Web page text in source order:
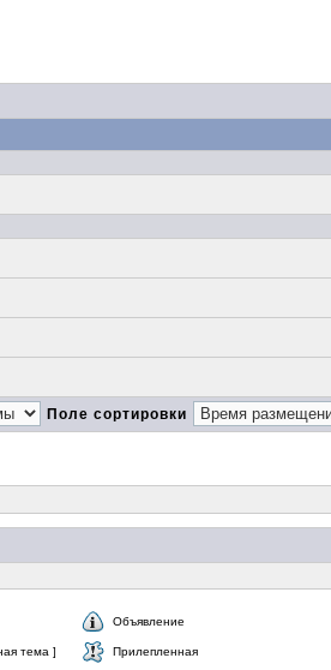
Поле сортировки
Объявление
тема ] Прилепленная